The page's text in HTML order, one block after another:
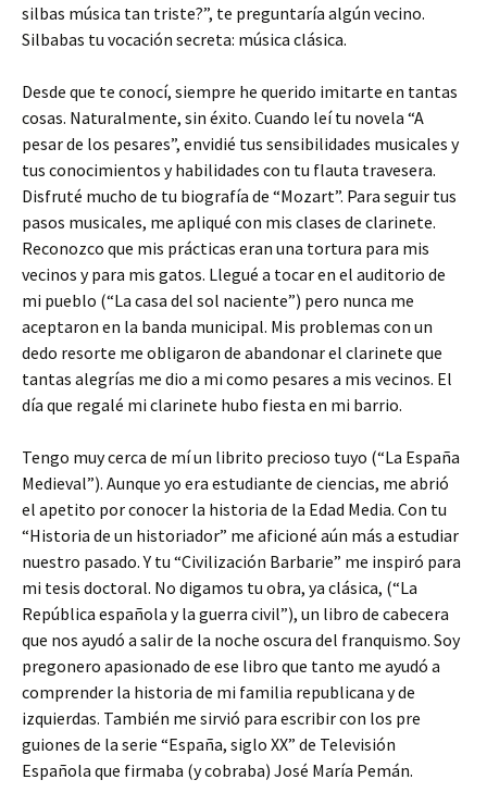
silbas música tan triste?”, te preguntaría algún vecino.
Silbabas tu vocación secreta: música clásica.
Desde que te conocí, siempre he querido imitarte en tantas
cosas. Naturalmente, sin éxito. Cuando leí tu novela “A
pesar de los pesares”, envidié tus sensibilidades musicales y
tus conocimientos y habilidades con tu flauta travesera.
Disfruté mucho de tu biografía de “Mozart”. Para seguir tus
pasos musicales, me apliqué con mis clases de clarinete.
Reconozco que mis prácticas eran una tortura para mis
vecinos y para mis gatos. Llegué a tocar en el auditorio de
mi pueblo (“La casa del sol naciente”) pero nunca me
aceptaron en la banda municipal. Mis problemas con un
dedo resorte me obligaron de abandonar el clarinete que
tantas alegrías me dio a mi como pesares a mis vecinos. El
día que regalé mi clarinete hubo fiesta en mi barrio.
Tengo muy cerca de mí un librito precioso tuyo (“La España
Medieval”). Aunque yo era estudiante de ciencias, me abrió
el apetito por conocer la historia de la Edad Media. Con tu
“Historia de un historiador” me aficioné aún más a estudiar
nuestro pasado. Y tu “Civilización Barbarie” me inspiró para
mi tesis doctoral. No digamos tu obra, ya clásica, (“La
República española y la guerra civil”), un libro de cabecera
que nos ayudó a salir de la noche oscura del franquismo. Soy
pregonero apasionado de ese libro que tanto me ayudó a
comprender la historia de mi familia republicana y de
izquierdas. También me sirvió para escribir con los pre
guiones de la serie “España, siglo XX” de Televisión
Española que firmaba (y cobraba) José María Pemán.